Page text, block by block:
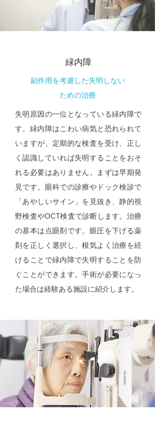
緑内障
副作用を考慮した失明しない
ための治療
失明原因の一位となっている緑内障で
す。緑内障はこわい病気と恐れられて
いますが、定期的な検査を受け、正し
く認識していれば失明することをおそ
れる必要はありません。まずは早期発
見です。眼科での診療やドック検診で
「あやしいサイン」を見抜き、静的視
野検査やOCT検査で診断します。治療
の基本は点眼剤です。眼圧を下げる薬
剤を正しく選択し、根気よく治療を続
けることで緑内障で失明することを防
ぐことができます。手術が必要になっ
た場合は経験ある施設に紹介します。